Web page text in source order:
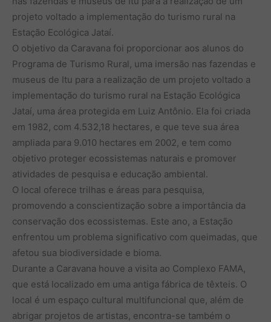
projeto voltado a implementação do turismo rural na
Estação Ecológica Jataí.
O objetivo da Caravana foi proporcionar aos alunos do
Programa de Turismo Rural, uma imersão nas fazendas e
museus de Itu para a realização de um projeto voltado a
implementação do turismo rural na Estação Ecológica
Jataí, uma área protegida em Luiz Antônio. Ela foi criada
em 1982, com 4.532,18 hectares, e que teve sua área
ampliada para 9.010 hectares em 2002, e tem como
objetivo proteger ecossistemas naturais e promover
atividades de pesquisa e educação ambiental.
O local oferece trilhas e áreas para pesquisa,
promovendo a conscientização sobre a importância da
conservação dos ecossistemas. Este ano, a Estação
enfrentou um problema significativo com queimadas, que
afetou sua biodiversidade e bioma.
Durante a Caravana houve a visita ao Complexo FAMA,
que está localizado em uma antiga fábrica de têxteis. O
local é um espaço cultural multifuncional que, além de
abrigar projetos de artistas, encontra-se também o